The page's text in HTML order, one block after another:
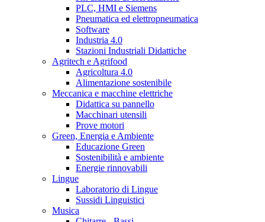
PLC, HMI e Siemens
Pneumatica ed elettropneumatica
Software
Industria 4.0
Stazioni Industriali Didattiche
Agritech e Agrifood
Agricoltura 4.0
Alimentazione sostenibile
Meccanica e macchine elettriche
Didattica su pannello
Macchinari utensili
Prove motori
Green, Energia e Ambiente
Educazione Green
Sostenibilità e ambiente
Energie rinnovabili
Lingue
Laboratorio di Lingue
Sussidi Linguistici
Musica